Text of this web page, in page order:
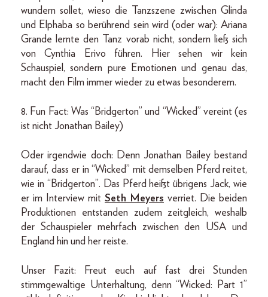
wundern sollet, wieso die Tanzszene zwischen Glinda
und Elphaba so berührend sein wird (oder war): Ariana
Grande lernte den Tanz vorab nicht, sondern ließ sich
von Cynthia Erivo führen. Hier sehen wir kein
Schauspiel, sondern pure Emotionen und genau das,
macht den Film immer wieder zu etwas besonderem.
8. Fun Fact: Was “Bridgerton” und “Wicked” vereint (es
ist nicht Jonathan Bailey)
Oder irgendwie doch: Denn Jonathan Bailey bestand
darauf, dass er in “Wicked” mit demselben Pferd reitet,
wie in “Bridgerton”. Das Pferd heißt übrigens Jack, wie
er im Interview mit Seth Meyers verriet. Die beiden
Produktionen entstanden zudem zeitgleich, weshalb
der Schauspieler mehrfach zwischen den USA und
England hin und her reiste.
Unser Fazit: Freut euch auf fast drei Stunden
stimmgewaltige Unterhaltung, denn “Wicked: Part 1”